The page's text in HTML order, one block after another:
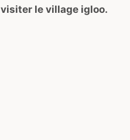
visiter le village igloo.